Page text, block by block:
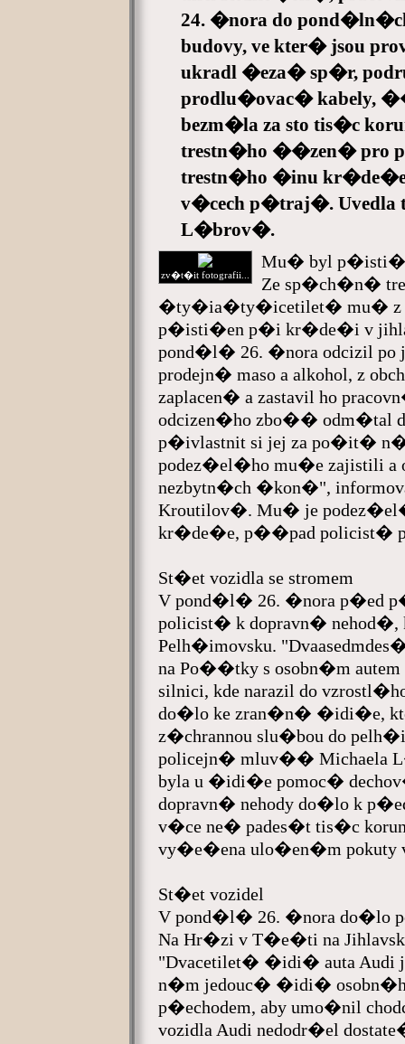
24. �nora do
budovy, ve kter� jsou
ukradl �eza� sp�r,
prodlu�ovac� kabely,
bezm�la za sto tis�c
trestn�ho ��zen� pro
trestn�ho �inu kr�de�e
v�cech p�traj�. Uvedla
L�brov�.
zv�t�it fotografii...
Mu� byl
Ze sp�ch�n�
�ty�ia�ty�icetilet� mu� z
p�isti�en p�i kr�de�i v
pond�l� 26. �nora odcizil po
prodejn� maso a alkohol, z
zaplacen� a zastavil ho
odcizen�ho zbo�� odm�tal
p�ivlastnit si jej za po�it�
podez�el�ho mu�e zajistili a
nezbytn�ch �kon�",
Kroutilov�. Mu� je
kr�de�e, p��pad
St�et vozidla se stromem
V pond�l� 26. �nora p�ed
policist� k dopravn� nehod�,
Pelh�imovsku.
na Po��tky s osobn�m autem
silnici, kde narazil do
do�lo ke zran�n� �idi�e,
z�chrannou slu�bou do
policejn� mluv�� Michaela
byla u �idi�e pomoc�
dopravn� nehody do�lo k
v�ce ne� pades�t tis�c
vy�e�ena ulo�en�m
St�et vozidel
V pond�l� 26. �nora do�lo
Na Hr�zi v T�e�ti na
"Dvacetilet� �idi� auta
n�m jedouc� �idi�
p�echodem, aby umo�nil
vozidla Audi nedodr�el